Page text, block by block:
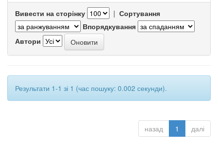
Вивести на сторінку | Сортування
Впорядкування
Автори
Результати 1-1 зі 1 (час пошуку: 0.002 секунди).
назад 1 далі